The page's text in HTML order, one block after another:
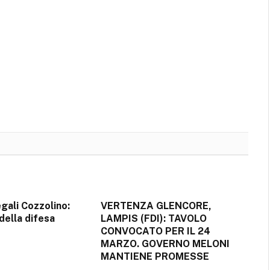
Cozzolino:
difesa
VERTENZA GLENCORE,
LAMPIS (FDI): TAVOLO
CONVOCATO PER IL 24
MARZO. GOVERNO MELONI
MANTIENE PROMESSE